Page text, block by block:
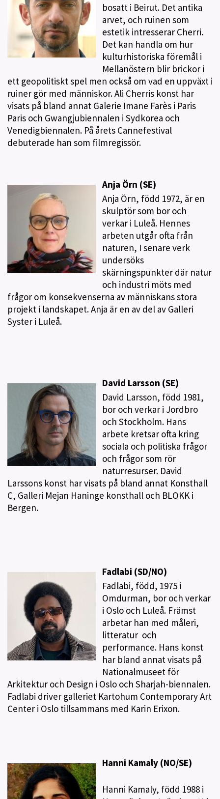
bosatt i Beirut. Det antika
arvet, och ruinen som
estetik intresserar Cherri.
Det kan handla om hur
kulturhistoriska föremål i
Mellanöstern blir brickor i
ett geopolitiskt spel men också om vad en uppväxt i
ruiner gör med människor. Ali Cherris konst har
visats på bland annat Galerie Imane Farès i Paris
Paris och Gwangjubiennalen i Sydkorea och
Venedigbiennalen. På årets Cannefestival
debuterade han som filmregissör.
Anja Örn (SE)
Anja Örn, född 1972, är en
skulptör som bor och
verkar i Luleå. Hennes
arbeten utgår ofta från
naturen, I senare verk
undersöks
skärningspunkter där natur
och industri möts med
frågor om konsekvenserna av människans stora
projekt i landskapet. Anja är en av del av Galleri
Syster i Luleå.
David Larsson (SE)
David Larsson, född 1981,
bor och verkar i Jordbro
och Stockholm. Hans
arbete kretsar ofta kring
sociala och politiska frågor
och frågor som rör
naturresurser. David
Larssons konst har visats på bland annat Konsthall
C, Galleri Mejan Haninge konsthall och BLOKK i
Bergen.
Fadlabi (SD/NO)
Fadlabi, född, 1975 i
Omdurman, bor och verkar
i Oslo och Luleå. Främst
arbetar han med måleri,
litteratur och
performance. Hans konst
har bland annat visats på
Nationalmuseet för
Arkitektur och Design i Oslo och Sharjah-biennalen.
Fadlabi driver galleriet Kartohum Contemporary Art
Center i Oslo tillsammans med Karin Erixon.
Hanni Kamaly (NO/SE)
Hanni Kamaly, född 1988 i